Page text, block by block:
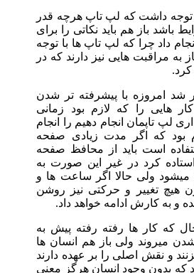
توجه داشت که لپ تاپ هرچه قدر
باشد باز هم باید نکاتی را برای
داد چرا که لپ تاپ ها با توجه
به مراقبت هایی نیز دارند که در
کرد.
شد امروزه با پیشرفته تر شدن
هایی را که لازم بود زمانی
لپ تاپمان انجام دهیم را انجام
بود که اگر مدت زیادی صفحه
است باید از محافظ صفحه
کرد در غیر این صورت به
ولی حالا اگر ساعت ها و
هیچ تغییر و حرکتی نیز روشن
و به کارش ادامه خواهد داد.
که کار ها رفته رفته پیش به
میروند ولی باز هم انسان ها
و نقش اصلی را بر عهده دارند
که بدون وجود انسان هرگز معنی